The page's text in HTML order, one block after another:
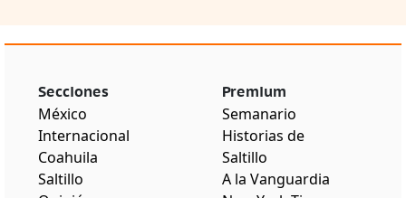
Secciones
México
Internacional
Coahuila
Saltillo
Premium
Semanario
Historias de
Saltillo
A la Vanguardia